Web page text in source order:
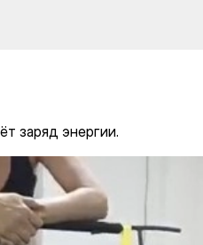
заряд энергии.